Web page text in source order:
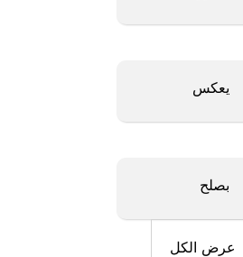
يعكس
بصلح
عرض الكل